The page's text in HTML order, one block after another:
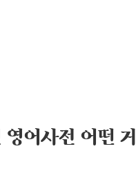
M
영어사전 어떤 거